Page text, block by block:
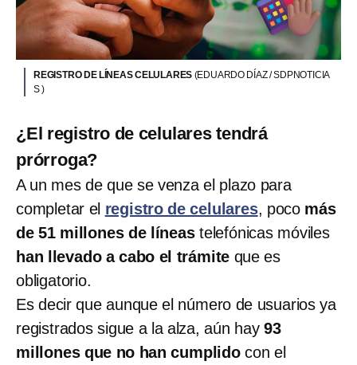
REGISTRO DE LÍNEAS CELULARES (EDUARDO DÍAZ / SDPNOTICIA
S )
¿El registro de celulares tendrá
prórroga?
A un mes de que se venza el plazo para
completar el registro de celulares, poco más
de 51 millones de líneastelefónicas móviles
han llevado a cabo el trámite que es
obligatorio.
Es decir que aunque el número de usuarios ya
registrados sigue a la alza, aún hay 93
millones que no han cumplidocon el